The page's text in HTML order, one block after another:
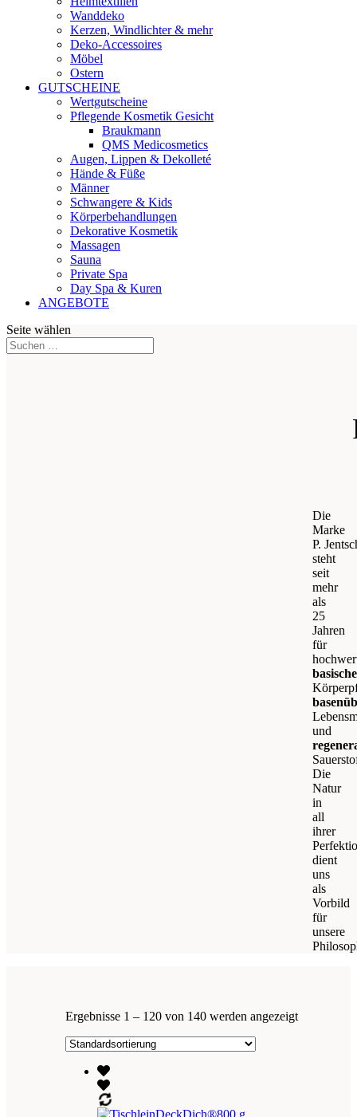
Wanddeko
Kerzen, Windlichter & mehr
Deko-Accessoires
Möbel
Ostern
GUTSCHEINE
Wertgutscheine
Pflegende Kosmetik Gesicht
Braukmann
QMS Medicosmetics
Augen, Lippen & Dekolleté
Hände & Füße
Männer
Schwangere & Kids
Körperbehandlungen
Dekorative Kosmetik
Massagen
Sauna
Private Spa
Day Spa & Kuren
ANGEBOTE
Seite wählen
Die
Marke
P.
steht
seit
mehr
als
25
Jahren
für
basische
und
Die
Natur
in
all
ihrer
dient
uns
als
Vorbild
für
unsere
Ergebnisse 1 – 120 von 140 werden angezeigt